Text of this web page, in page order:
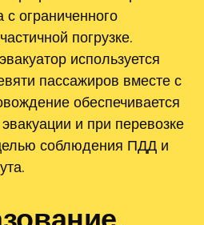
ограниченного
погрузке.
используется
пассажиров вместе с
обеспечивается
и при перевозке
соблюдения ПДД и